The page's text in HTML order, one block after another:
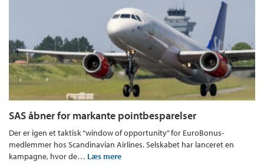
SAS åbner for markante pointbesparelser
Der er igen et taktisk “window of opportunity” for EuroBonus-
medlemmer hos Scandinavian Airlines. Selskabet har lanceret en
kampagne, hvor de… Læs mere